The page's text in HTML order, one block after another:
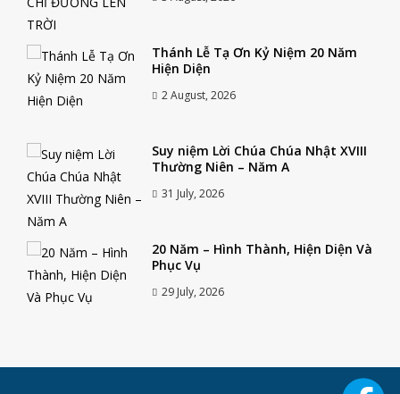
Thánh Lễ Tạ Ơn Kỷ Niệm 20 Năm
Hiện Diện
2 August, 2026
Suy niệm Lời Chúa Chúa Nhật XVIII
Thường Niên – Năm A
31 July, 2026
20 Năm – Hình Thành, Hiện Diện Và
Phục Vụ
29 July, 2026